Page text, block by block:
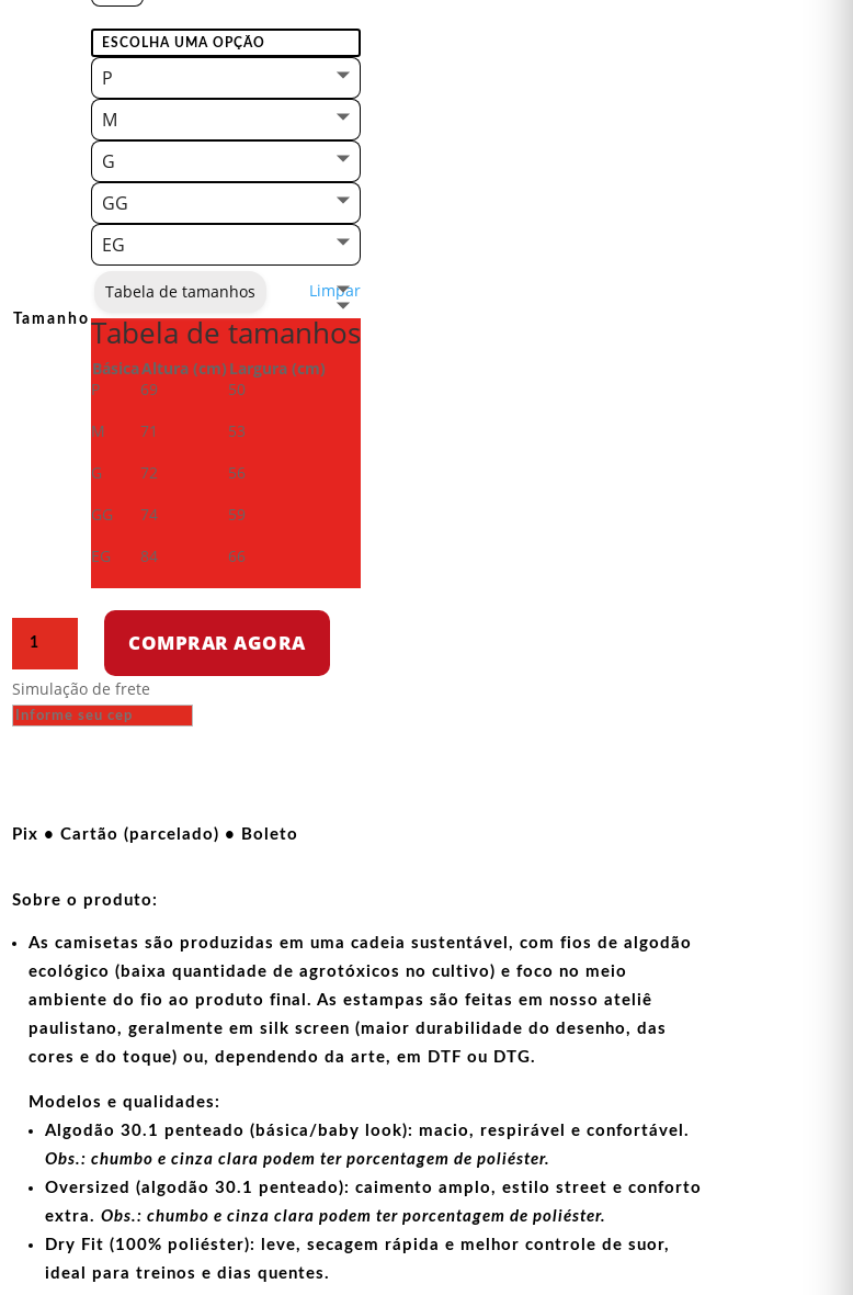
Tamanho
P
M
G
GG
EG
Limpar
Tabela de tamanhos
Tabela de tamanhos
BásicaAltura (cm) Largura (cm)
P
69
50
M
71
53
G
72
56
GG
74
59
EG
84 66
Fit
-
Mamãe
conversar
quantidade
COMPRAR AGORA
Simulação de frete
Pix • Cartão (parcelado) • Boleto
Sobre o produto:
As camisetas são produzidas em uma cadeia sustentável, com fios de algodão
ecológico (baixa quantidade de agrotóxicos no cultivo) e foco no meio
ambiente do fio ao produto final. As estampas são feitas em nosso ateliê
paulistano, geralmente em silk screen (maior durabilidade do desenho, das
cores e do toque) ou, dependendo da arte, em
DTF ou DTG.
Modelos e qualidades:
Algodão 30.1 penteado (básica/baby look): macio, respirável e confortável.
Obs.: chumbo e cinza clara podem ter porcentagem de poliéster.
Oversized (algodão 30.1 penteado): caimento amplo, estilo street e conforto
extra. Obs.: chumbo e cinza clara podem ter porcentagem de poliéster.
Dry Fit (100% poliéster):
leve, secagem rápida e melhor controle de suor,
ideal para treinos e dias quentes.